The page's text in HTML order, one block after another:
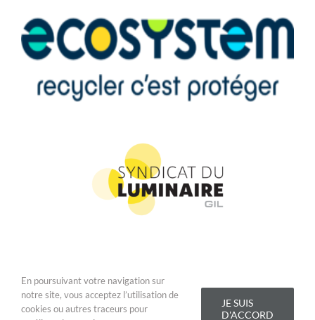
Copyright 2019 Addis Lighting - Tous droits réservés |
Générales de Vente|Mentions légales
En poursuivant votre navigation sur
notre site, vous acceptez l’utilisation de
cookies ou autres traceurs pour
JE SUIS
D'ACCORD